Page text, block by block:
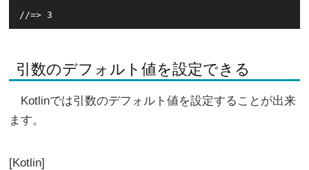
引数のデフォルト値を設定できる
Kotlinでは引数のデフォルト値を設定することが出来
ます。
Kotlin